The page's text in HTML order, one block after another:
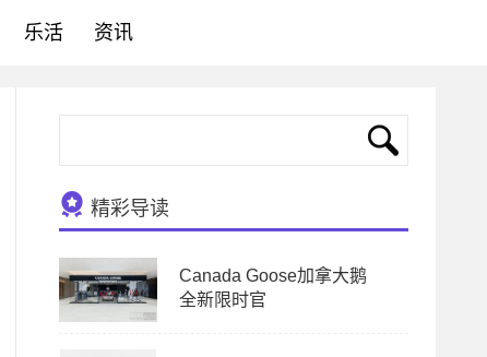
乐活 资讯
精彩导读
Canada Goose加拿大鹅
全新限时官